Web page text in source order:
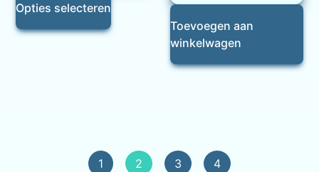
Opties selecteren
Toevoegen aan
winkelwagen
1 2 3 4